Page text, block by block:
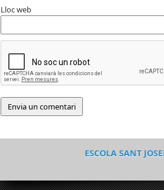
Lloc web
ESCOLA SANT